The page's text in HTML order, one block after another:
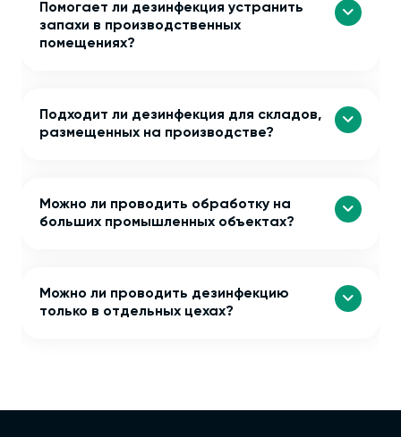
Помогает ли дезинфекция устранить
запахи в производственных
помещениях?
Подходит ли дезинфекция для складов,
размещенных на производстве?
Можно ли проводить обработку на
больших промышленных объектах?
Можно ли проводить дезинфекцию
только в отдельных цехах?